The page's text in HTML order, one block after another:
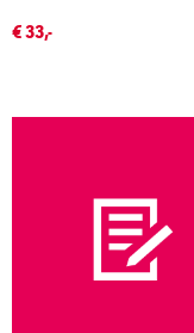
€ 33,-